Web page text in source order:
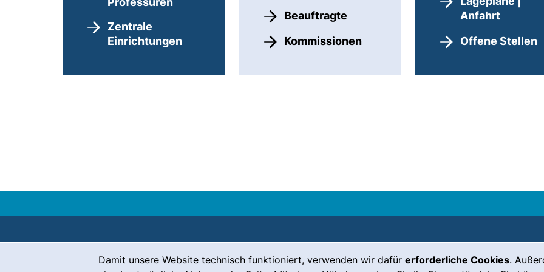
Damit unsere Website technisch funktioniert, verwenden wir dafür erforderliche Cookies.
Zentrale
Einrichtungen
Beauftragte
Kommissionen
Anfahrt
Offene Stellen
Kontakt Leichte Sprache Impressum